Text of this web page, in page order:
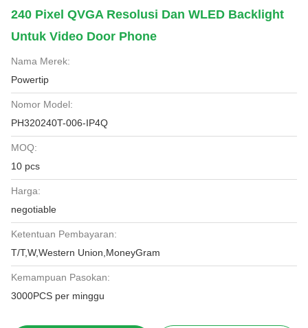
240 Pixel QVGA Resolusi Dan WLED Backlight
Untuk Video Door Phone
Nama Merek:
Powertip
Nomor Model:
PH320240T-006-IP4Q
MOQ:
10 pcs
Harga:
negotiable
Ketentuan Pembayaran:
T/T,W,Western Union,MoneyGram
Kemampuan Pasokan:
3000PCS per minggu